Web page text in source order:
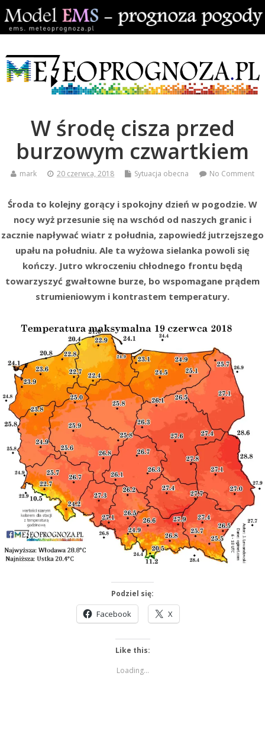
W środę cisza przed
burzowym czwartkiem
mark 20 czerwca, 2018 Sytuacja obecna No Comment
Środa to kolejny gorący i spokojny dzień w pogodzie. W
nocy wyż przesunie się na wschód od naszych granic i
zacznie napływać wiatr z południa, zapowiedź jutrzejszego
upału na południu. Ale ta wyżowa sielanka powoli się
kończy. Jutro wkroczeniu chłodnego frontu będą
towarzyszyć gwałtowne burze, bo wspomagane prądem
strumieniowym i kontrastem temperatury.
Podziel się:
Facebook X
Like this:
Loading...